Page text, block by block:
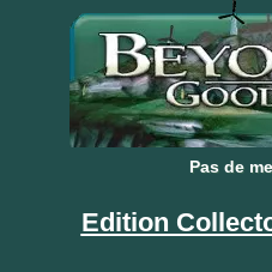
Pas de
Pas de
Edition